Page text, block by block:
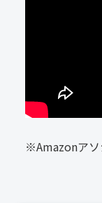
※Amazonアソ